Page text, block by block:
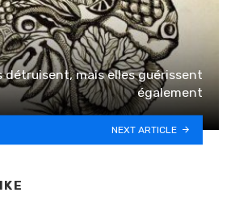
détruisent, mais elles guérissent
également
NEXT ARTICLE